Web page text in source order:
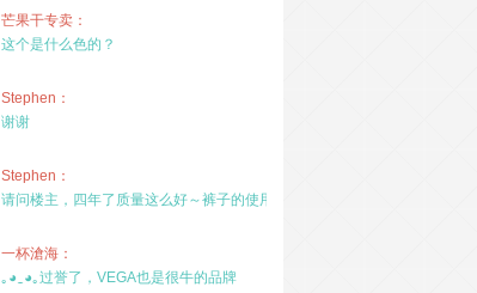
芒果干专卖：
这个是什么色的？
Stephen：
谢谢
Stephen：
请问楼主，四年了质量这么好～裤子的使用率高吗？
一杯滄海：
｡◕‿◕｡过誉了，VEGA也是很牛的品牌